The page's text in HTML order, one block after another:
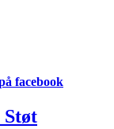
facebook
Støt